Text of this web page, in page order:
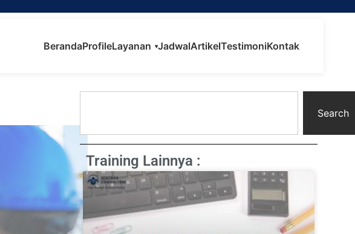
BerandaProfileLayanan ▾JadwalArtikelTestimoniKontak
Search
Training Lainnya :